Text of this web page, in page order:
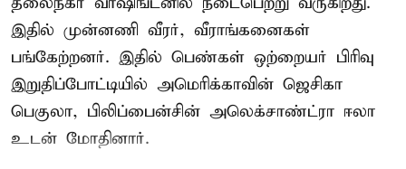
இதில் முன்னணி வீரர், வீராங்கனைகள்
பங்கேற்றனர். இதில் பெண்கள் ஒற்றையர் பிரிவு
இறுதிப்போட்டியில் அமெரிக்காவின் ஜெசிகா
பெகுலா, பிலிப்பைன்சின் அலெக்சாண்ட்ரா ஈலா
உடன் மோதினார்.